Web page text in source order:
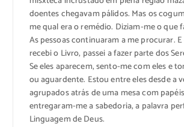
doentes chegavam pálidos. Mas os
me qual era o remédio. Diziam-me o que
As pessoas continuaram a me procurar.
recebi o Livro, passei a fazer parte dos
Se eles aparecem, sento-me com eles e
ou aguardente. Estou entre eles desde a
agrupados atrás de uma mesa com
entregaram-me a sabedoria, a palavra
Linguagem de Deus.